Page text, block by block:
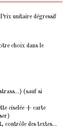
unitaire dégressif
choix dans le
(sauf si
ciselée + carte
contrôle des textes...